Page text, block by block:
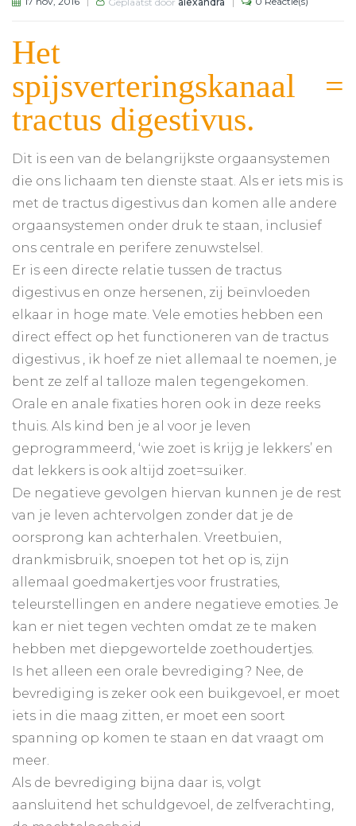
Het
spijsverteringskanaal =
tractus digestivus.
Dit is een van de belangrijkste orgaansystemen
die ons lichaam ten dienste staat. Als er iets mis is
met de tractus digestivus dan komen alle andere
orgaansystemen onder druk te staan, inclusief
ons centrale en perifere zenuwstelsel.
Er is een directe relatie tussen de tractus
digestivus en onze hersenen, zij beïnvloeden
elkaar in hoge mate. Vele emoties hebben een
direct effect op het functioneren van de tractus
digestivus , ik hoef ze niet allemaal te noemen, je
bent ze zelf al talloze malen tegengekomen.
Orale en anale fixaties horen ook in deze reeks
thuis. Als kind ben je al voor je leven
geprogrammeerd, ‘wie zoet is krijg je lekkers’ en
dat lekkers is ook altijd zoet=suiker.
De negatieve gevolgen hiervan kunnen je de rest
van je leven achtervolgen zonder dat je de
oorsprong kan achterhalen. Vreetbuien,
drankmisbruik, snoepen tot het op is, zijn
allemaal goedmakertjes voor frustraties,
teleurstellingen en andere negatieve emoties. Je
kan er niet tegen vechten omdat ze te maken
hebben met diepgewortelde zoethoudertjes.
Is het alleen een orale bevrediging? Nee, de
bevrediging is zeker ook een buikgevoel, er moet
iets in die maag zitten, er moet een soort
spanning op komen te staan en dat vraagt om
meer.
Als de bevrediging bijna daar is, volgt
aansluitend het schuldgevoel, de zelfverachting,